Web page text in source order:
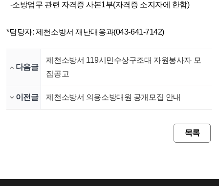
-소방업무 관련 자격증 사본1부(자격증 소지자에 한함)
*담당자: 제천소방서 재난대응과(043-641-7142)
다음글
제천소방서 119시민수상구조대 자원봉사자 모
집공고
이전글 제천소방서 의용소방대원 공개모집 안내
목록